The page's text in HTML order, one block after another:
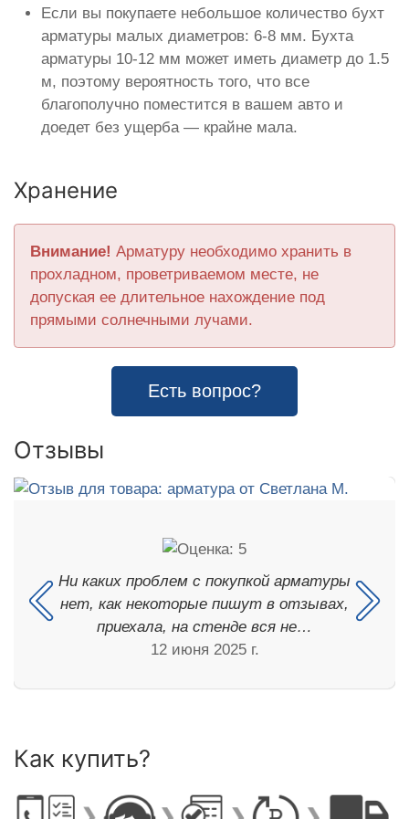
Если вы покупаете небольшое количество бухт
арматуры малых диаметров: 6-8 мм. Бухта
арматуры 10-12 мм может иметь диаметр до 1.5
м, поэтому вероятность того, что все
благополучно поместится в вашем авто и
доедет без ущерба — крайне мала.
Хранение
Внимание! Арматуру необходимо хранить в
прохладном, проветриваемом месте, не
допуская ее длительное нахождение под
прямыми солнечными лучами.
Есть вопрос?
Отзывы
Ни каких проблем с покупкой арматуры
нет, как некоторые пишут в отзывах,
приехала, на стенде вся не…
12 июня 2025 г.
Как купить?